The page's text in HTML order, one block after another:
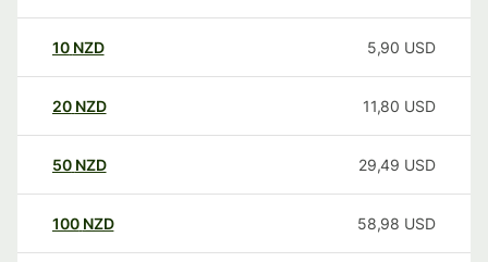
10 NZD 5,90 USD
20 NZD 11,80 USD
50 NZD 29,49 USD
100 NZD 58,98 USD